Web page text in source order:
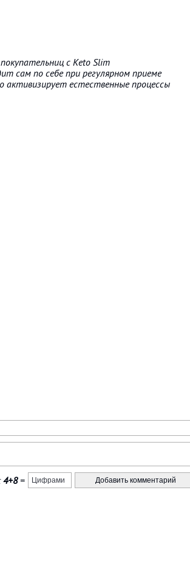
с Keto Slim
сам по себе при регулярном приеме
активизирует естественные процессы
4+8=